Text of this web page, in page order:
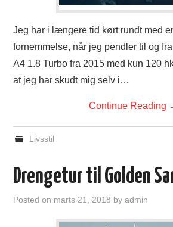
Jeg har i længere tid kørt rundt med
fornemmelse, når jeg pendler til og
A4 1.8 Turbo fra 2015 med kun 120
at jeg har skudt mig selv i…
Continue Reading
Livsstil
Drengetur til Golden
Posted on marts 21, 2018 byadmin